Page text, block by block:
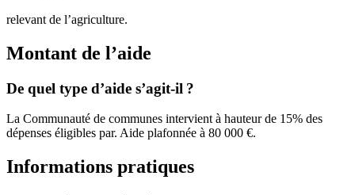
relevant de l’agriculture.
Montant de l’aide
De quel type d’aide s’agit-il ?
La Communauté de communes intervient à hauteur de 15% des
dépenses éligibles par. Aide plafonnée à 80 000 €.
Informations pratiques